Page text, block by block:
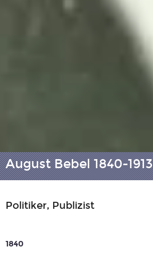
August Bebel 1840-1913
Politiker, Publizist
1840